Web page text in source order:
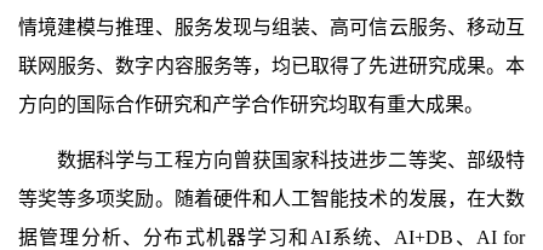
情境建模与推理、服务发现与组装、高可信云服务、移动互
联网服务、数字内容服务等，均已取得了先进研究成果。本
方向的国际合作研究和产学合作研究均取有重大成果。
数据科学与工程方向曾获国家科技进步二等奖、部级特
等奖等多项奖励。随着硬件和人工智能技术的发展，在大数
据管理分析、分布式机器学习和AI系统、AI+DB、AI for